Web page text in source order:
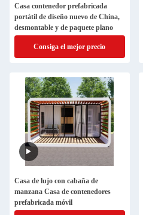
Casa contenedor prefabricada
portátil de diseño nuevo de China,
desmontable y de paquete plano
Consiga el mejor precio
Casa de lujo con cabaña de
manzana Casa de contenedores
prefabricada móvil